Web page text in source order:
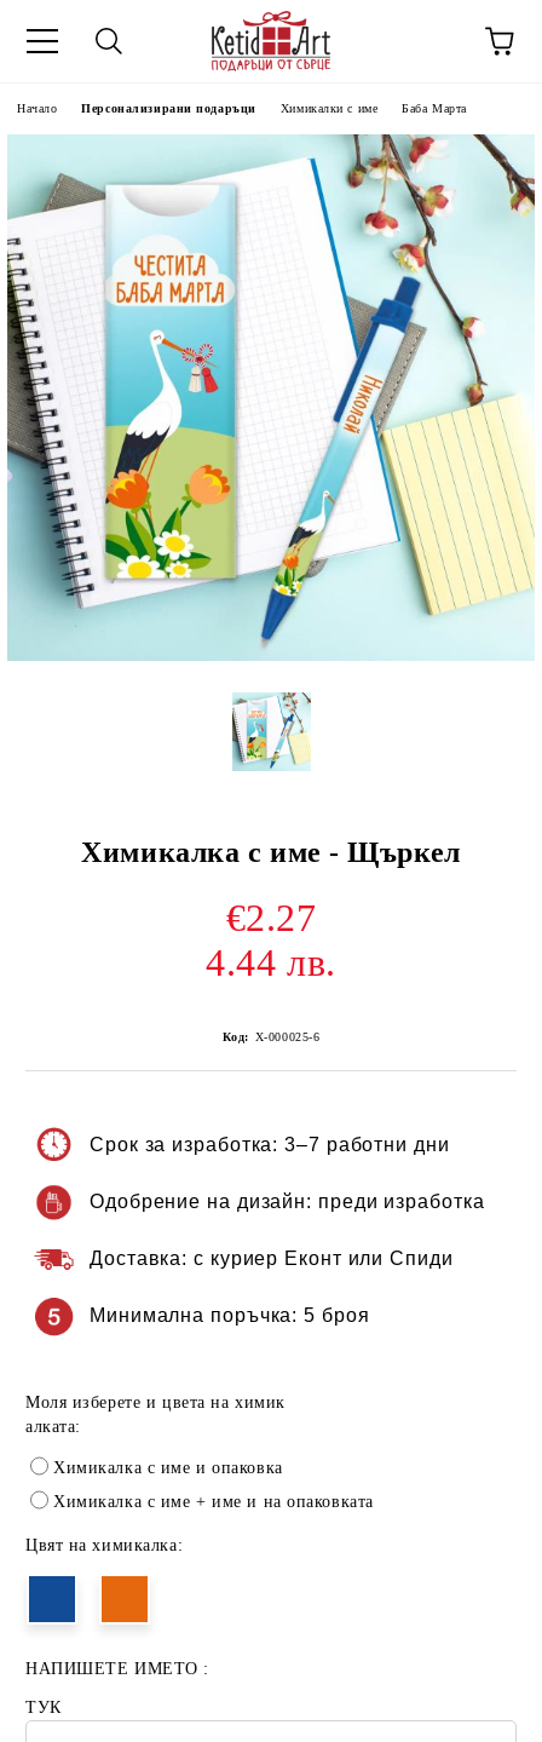
Начало Персонализирани подаръци Химикалки с име Баба Марта
Химикалка с име - Щъркел
€2.27
4.44 лв.
Код: Х-000025-6
Срок за изработка: 3–7 работни дни
Одобрение на дизайн: преди изработка
Доставка: с куриер Еконт или Спиди
Минимална поръчка: 5 броя
Моля изберете и цвета на химик
алката:
Химикалка с име и опаковка
Химикалка с име + име и на опаковката
Цвят на химикалка:
НАПИШЕТЕ ИМЕТО :
ТУК